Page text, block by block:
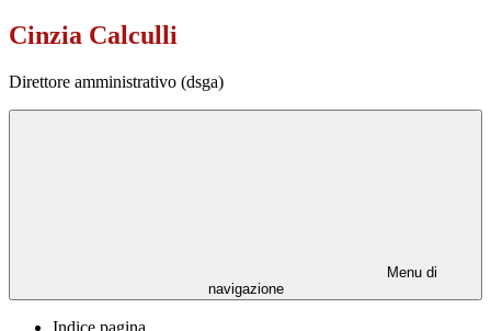
Cinzia Calculli
Direttore amministrativo (dsga)
Menu di
navigazione